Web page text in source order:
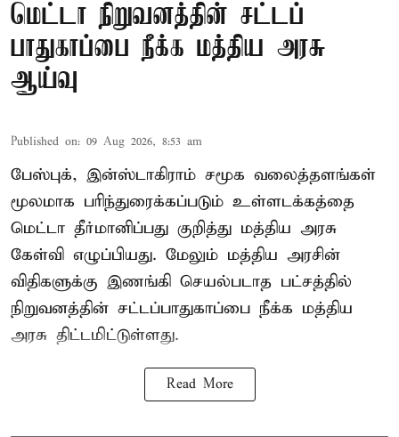
மெட்டா நிறுவனத்தின் சட்டப்
பாதுகாப்பை நீக்க மத்திய அரசு
ஆய்வு
Published on: 09 Aug 2026, 8:53 am
பேஸ்புக், இன்ஸ்டாகிராம் சமூக வலைத்தளங்கள்
மூலமாக பரிந்துரைக்கப்படும் உள்ளடக்கத்தை
மெட்டா தீர்மானிப்பது குறித்து மத்திய அரசு
கேள்வி எழுப்பியது. மேலும் மத்திய அரசின்
விதிகளுக்கு இணங்கி செயல்படாத பட்சத்தில்
நிறுவனத்தின் சட்டப்பாதுகாப்பை நீக்க மத்திய
அரசு திட்டமிட்டுள்ளது.
Read More